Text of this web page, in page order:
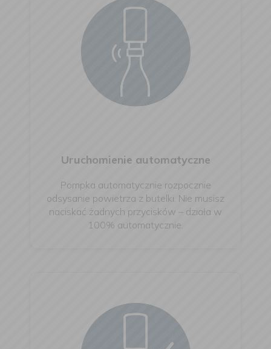
Uruchomienie automatyczne
Pompka automatycznie rozpocznie
odsysanie powietrza z butelki. Nie musisz
naciskać żadnych przycisków – działa w
100% automatycznie.